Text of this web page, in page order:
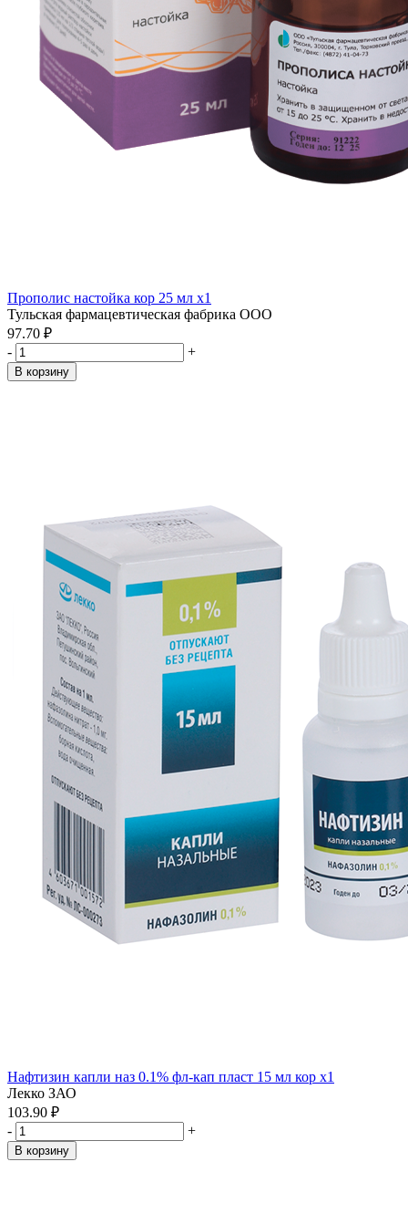
Прополис настойка кор 25 мл x1
Тульская фармацевтическая фабрика ООО
97.70 ₽
-
+
В корзину
Нафтизин капли наз 0.1% фл-кап пласт 15 мл кор x1
Лекко ЗАО
103.90 ₽
-
+
В корзину